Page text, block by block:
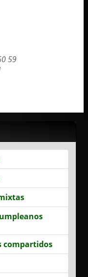
59
compartidos